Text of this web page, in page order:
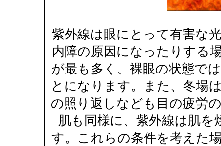
紫外線は眼にとって有害な
内障の原因になったりする
が最も多く、裸眼の状態で
とになります。また、冬場
の照り返しなども目の疲労
肌も同様に、紫外線は肌
す。これらの条件を考えた